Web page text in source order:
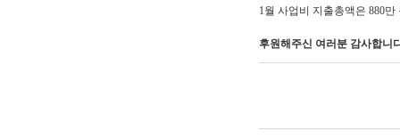
1월 사업비 지출총액은 880만
후원해주신 여러분 감사합니